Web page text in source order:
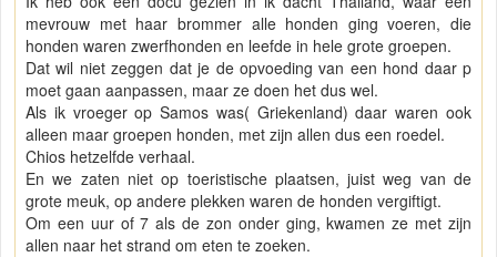
mevrouw met haar brommer alle honden ging voeren, die
honden waren zwerfhonden en leefde in hele grote groepen.
Dat wil niet zeggen dat je de opvoeding van een hond daar p
moet gaan aanpassen, maar ze doen het dus wel.
Als ik vroeger op Samos was( Griekenland) daar waren ook
alleen maar groepen honden, met zijn allen dus een roedel.
Chios hetzelfde verhaal.
En we zaten niet op toeristische plaatsen, juist weg van de
grote meuk, op andere plekken waren de honden vergiftigt.
Om een uur of 7 als de zon onder ging, kwamen ze met zijn
allen naar het strand om eten te zoeken.